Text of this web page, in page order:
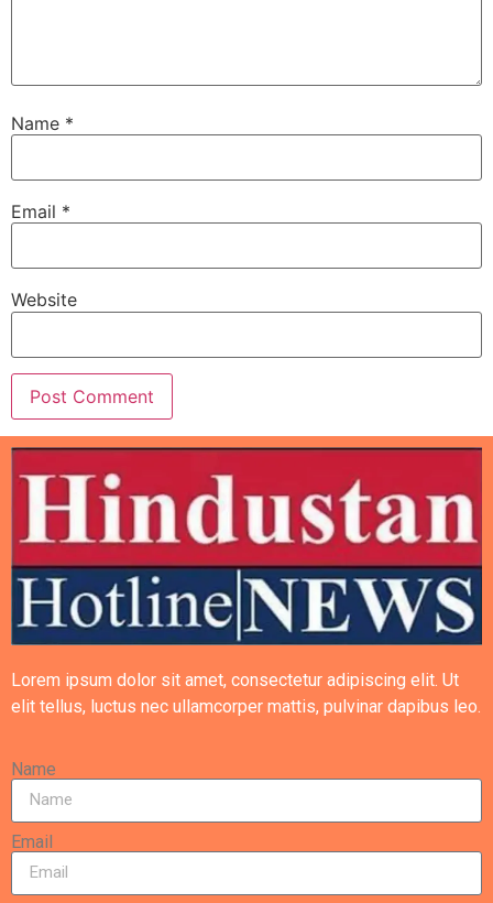
Name *
Email *
Website
Lorem ipsum dolor sit amet, consectetur adipiscing elit. Ut
elit tellus, luctus nec ullamcorper mattis, pulvinar dapibus leo.
Name
Email